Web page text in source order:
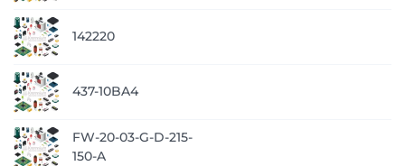
142220
437-10BA4
FW-20-03-G-D-215-
150-A